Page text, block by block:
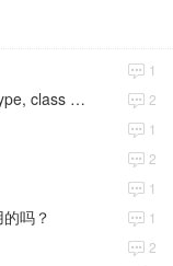
1
服务启动报错Type definition error: [simple type, class java.time.Instant] 2
1
2
1
吗？ 1
2